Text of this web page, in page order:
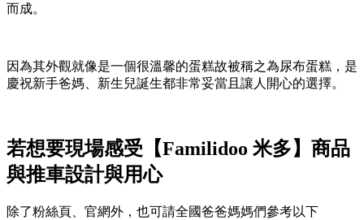
而成。
因為其外觀就像是一個很溫馨的蛋糕故被稱之為尿布蛋糕，是
慶祝新手爸媽、新生兒誕生都非常妥當且讓人開心的選擇。
若想要現場感受【Familidoo 米多】商品
與推車設計與用心
除了粉絲頁、官網外，也可請全國爸爸媽媽們參考以下